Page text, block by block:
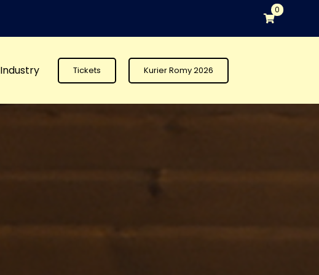
0
Industry Tickets Kurier Romy 2026